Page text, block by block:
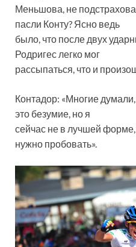
Меньшова, не
пасли Конту? Ясно ведь
было, что после двух
Родригес легко мог
рассыпаться, что и
Контадор: «Многие
это безумие, но я
сейчас не в лучшей
нужно пробовать».